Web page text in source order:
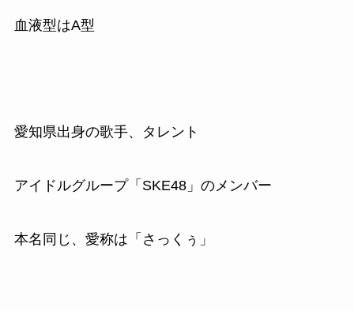
血液型はA型
愛知県出身の歌手、タレント
アイドルグループ「SKE48」のメンバー
本名同じ、愛称は「さっくぅ」